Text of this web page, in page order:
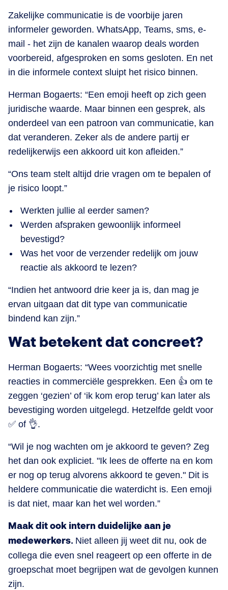
Zakelijke communicatie is de voorbije jaren
informeler geworden. WhatsApp, Teams, sms, e-
mail - het zijn de kanalen waarop deals worden
voorbereid, afgesproken en soms gesloten. En net
in die informele context sluipt het risico binnen.
Herman Bogaerts: “Een emoji heeft op zich geen
juridische waarde. Maar binnen een gesprek, als
onderdeel van een patroon van communicatie, kan
dat veranderen. Zeker als de andere partij er
redelijkerwijs een akkoord uit kon afleiden.”
“Ons team stelt altijd drie vragen om te bepalen of
je risico loopt.”
Werkten jullie al eerder samen?
Werden afspraken gewoonlijk informeel
bevestigd?
Was het voor de verzender redelijk om jouw
reactie als akkoord te lezen?
“Indien het antwoord drie keer ja is, dan mag je
ervan uitgaan dat dit type van communicatie
bindend kan zijn.”
Wat betekent dat concreet?
Herman Bogaerts: “Wees voorzichtig met snelle
reacties in commerciële gesprekken. Een 👍 om te
zeggen ‘gezien’ of ‘ik kom erop terug’ kan later als
bevestiging worden uitgelegd. Hetzelfde geldt voor
✅ of 👌.
“Wil je nog wachten om je akkoord te geven? Zeg
het dan ook expliciet. "Ik lees de offerte na en kom
er nog op terug alvorens akkoord te geven." Dit is
heldere communicatie die waterdicht is. Een emoji
is dat niet, maar kan het wel worden.”
Maak dit ook intern duidelijke aan je
medewerkers. Niet alleen jij weet dit nu, ook de
collega die even snel reageert op een offerte in de
groepschat moet begrijpen wat de gevolgen kunnen
zijn.